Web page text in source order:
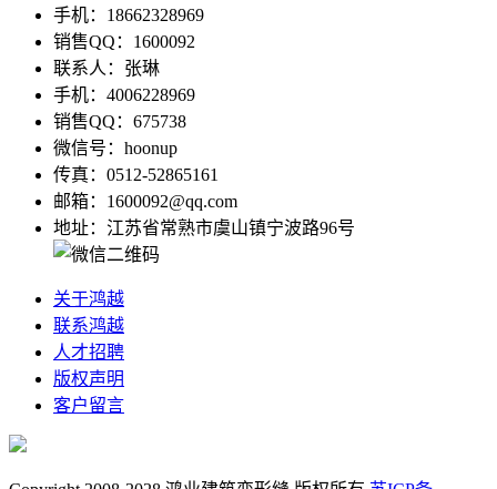
手机：18662328969
销售QQ：1600092
联系人：张琳
手机：4006228969
销售QQ：675738
微信号：hoonup
传真：0512-52865161
邮箱：1600092@qq.com
地址：江苏省常熟市虞山镇宁波路96号
关于鸿越
联系鸿越
人才招聘
版权声明
客户留言